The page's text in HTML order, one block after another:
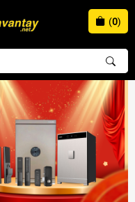
(0)